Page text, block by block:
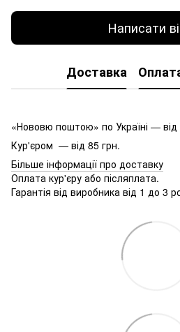
Написати
Доставка
«Нововю поштою» по Україні — від
Кур'єром — від 85 грн.
Більше інформації про доставку
Оплата кур'єру або післяплата.
Гарантія від виробника від 1 до 3